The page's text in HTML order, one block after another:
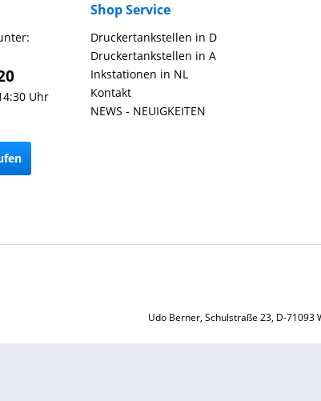
Uhr
Shop Service
Druckertankstellen in D
Druckertankstellen in A
Inkstationen in NL
Kontakt
NEWS - NEUIGKEITEN
Udo Berner, Schulstraße 23, D-71093